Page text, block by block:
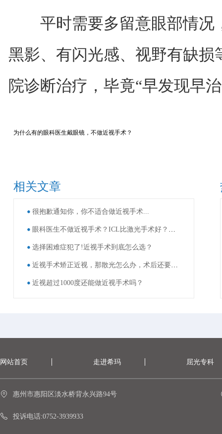
平时需要多留意眼部情况
黑影、有闪光感、视野有缺
院诊断治疗，毕竟“早发现早
为什么有的眼科医生戴眼镜，不做近视手术？
相关文章
很抱歉通知你，你不适合做近视手术...
眼科医生不做近视手术？ICL比激光手术好？这些近视手术谣言，别再信了！
选择困难症犯了!近视手术到底怎么选？
近视手术矫正近视，那散光怎么办，术后还要戴眼镜吗？
近视超过1000度还能做近视手术吗？
网站首页 走进希玛 屈光专科
惠州市惠阳区淡水桥背永兴路94号
投诉电话:0752-3939933